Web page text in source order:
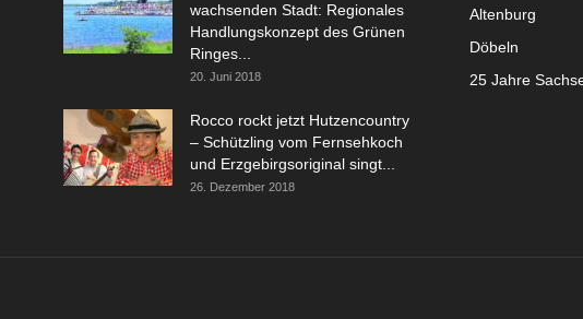
wachsenden Stadt: Regionales
Handlungskonzept des Grünen
Ringes...
20. Juni 2018
Rocco rockt jetzt Hutzencountry
– Schützling vom Fernsehkoch
und Erzgebirgsoriginal singt...
26. Dezember 2018
Altenburg
Döbeln
25 Jahre